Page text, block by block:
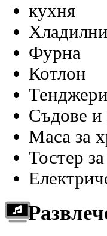
кухня
Фурна
Котлон
Съдове
Маса за
Тостер